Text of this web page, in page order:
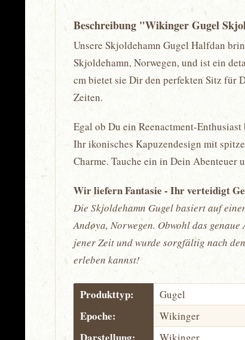
Beschreibung "Wikinger Gugel
Unsere Skjoldehamn Gugel Halfdan
Skjoldehamn, Norwegen, und ist ein
cm bietet sie Dir den perfekten Sitz für
Zeiten.
Egal ob Du ein Reenactment-
Ihr ikonisches Kapuzendesign mit
Charme. Tauche ein in Dein
Wir liefern Fantasie - Ihr verteidigt
Die Skjoldehamn Gugel basiert auf
Andøya, Norwegen. Obwohl das
jener Zeit und wurde sorgfältig nach
erleben kannst!
Produkttyp: Gugel
Epoche: Wikinger